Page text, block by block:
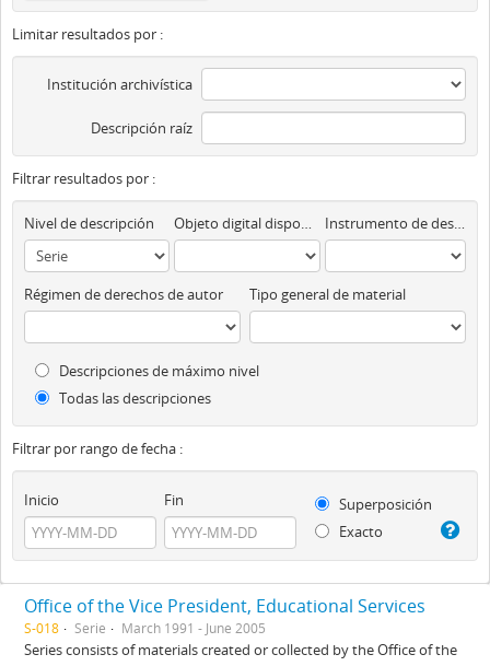
Limitar resultados por :
Institución archivística
Descripción raíz
Filtrar resultados por :
Nivel de descripción Objeto digital disponibles Instrumento de descripción
Régimen de derechos de autor Tipo general de material
Descripciones de máximo nivel
Todas las descripciones
Filtrar por rango de fecha :
Inicio Fin
Superposición
Exacto
Office of the Vice President, Educational Services
S-018 Serie March 1991 - June 2005
Series consists of materials created or collected by the Office of the